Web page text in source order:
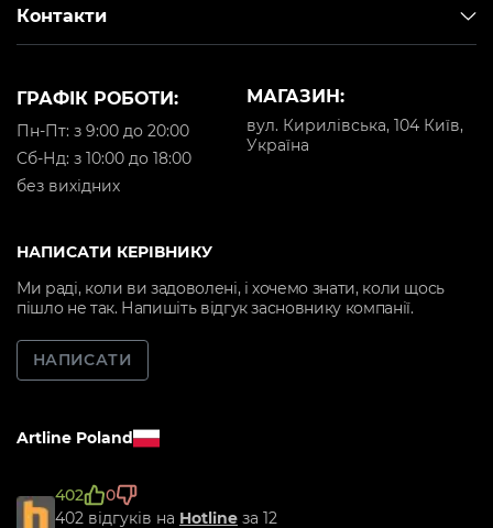
Контакти
МАГАЗИН:
вул. Кирилівська, 104 Київ,
Україна
ГРАФІК РОБОТИ:
Пн-Пт: з 9:00 до 20:00
Cб-Нд: з 10:00 до 18:00
без вихідних
НАПИСАТИ КЕРІВНИКУ
Ми раді, коли ви задоволені, і хочемо знати, коли щось
пішло не так. Напишіть відгук засновнику компанії.
НАПИСАТИ
Artline Poland
402
0
402 відгуків на Hotline за 12